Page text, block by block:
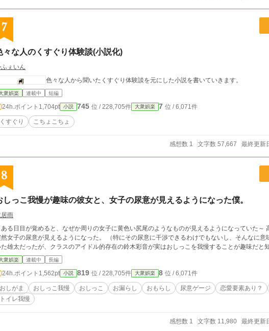
7
々な人のくすぐり体験談(小説化)
ぇいん
色々な人から聞いたくすぐり体験談を元にした小説を書いていきます。
衆娯楽 連載中 短編
24h.ポイント 1,704pt 小説 745 位 / 228,705件 大衆娯楽 7 位 / 6,071件
くすぐり こちょこちょ
感想数 1 文字数 57,667 最終更新
8
しっこ我慢が趣味の彼女と、女子の尿意が見えるようになった僕。
雨
る日目が覚めると、なぜか周りの女子に黄色い尻尾のようなものが見えるようになっていた～
然女子の尿意が見えるようになった。 （特にその尿意に干渉できるわけでもないし、そんなに
た雄太だったが、クラスのアイドル的存在の鈴木彩音が実はおしっこを我慢することが趣味だ
衆娯楽 連載中 長編
24h.ポイント 1,562pt 小説 819 位 / 228,705件 大衆娯楽 8 位 / 6,071件
おしがま おしっこ我慢 おしっこ お漏らし おもらし 尿意ゲージ 恋愛要素あり？
トイレ我慢
感想数 1 文字数 11,980 最終更新